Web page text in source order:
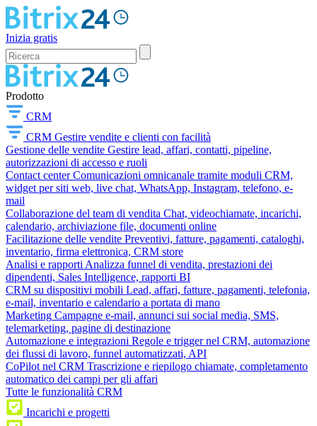
Inizia gratis
Prodotto
CRM
CRM Gestire vendite e clienti con facilità
Gestione delle vendite Gestire lead, affari, contatti, pipeline,
autorizzazioni di accesso e ruoli
Contact center Comunicazioni omnicanale tramite moduli CRM,
widget per siti web, live chat, WhatsApp, Instagram, telefono, e-
mail
Collaborazione del team di vendita Chat, videochiamate, incarichi,
calendario, archiviazione file, documenti online
Facilitazione delle vendite Preventivi, fatture, pagamenti, cataloghi,
inventario, firma elettronica, CRM store
Analisi e rapporti Analizza funnel di vendita, prestazioni dei
dipendenti, Sales Intelligence, rapporti BI
CRM su dispositivi mobili Lead, affari, fatture, pagamenti, telefonia,
e-mail, inventario e calendario a portata di mano
Marketing Campagne e-mail, annunci sui social media, SMS,
telemarketing, pagine di destinazione
Automazione e integrazioni Regole e trigger nel CRM, automazione
dei flussi di lavoro, funnel automatizzati, API
CoPilot nel CRM Trascrizione e riepilogo chiamate, completamento
automatico dei campi per gli affari
Tutte le funzionalità CRM
Incarichi e progetti